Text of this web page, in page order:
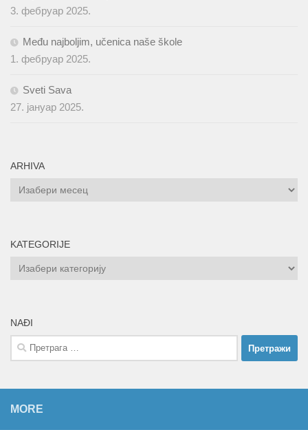
3. фебруар 2025.
Među najboljim, učenica naše škole
1. фебруар 2025.
Sveti Sava
27. јануар 2025.
ARHIVA
ARHIVA
KATEGORIJE
KATEGORIJE
NAĐI
Претрага
за:
MORE